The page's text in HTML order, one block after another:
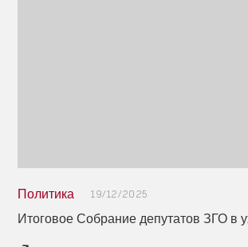
Политика 19/12/2025
Итоговое Собрание депутатов ЗГО в